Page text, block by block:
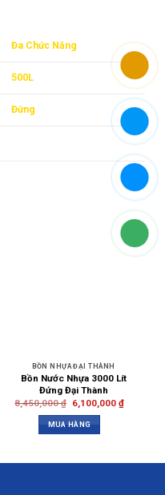
Đa Chức Năng
500L
Đứng
BỒN NHỰA ĐẠI THÀNH
Bồn Nước Nhựa 3000 Lít
Đứng Đại Thành
8,450,000₫ 6,100,000 ₫
MUA HÀNG